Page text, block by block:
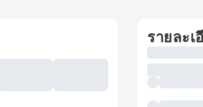
รายละเ